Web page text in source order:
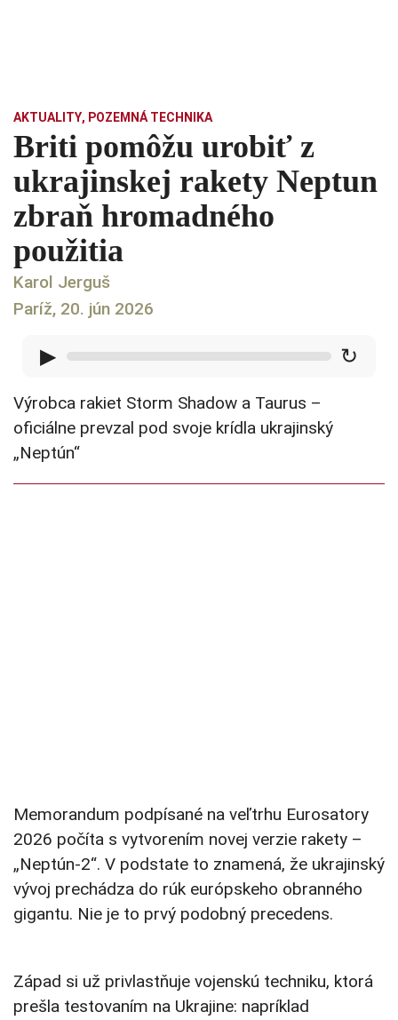
AKTUALITY, POZEMNÁ TECHNIKA
Briti pomôžu urobiť z
ukrajinskej rakety Neptun
zbraň hromadného
použitia
Karol Jerguš
Paríž, 20. jún 2026
▶ ↻
Výrobca rakiet Storm Shadow a Taurus –
oficiálne prevzal pod svoje krídla ukrajinský
„Neptún“
Memorandum podpísané na veľtrhu Eurosatory
2026 počíta s vytvorením novej verzie rakety –
„Neptún-2“. V podstate to znamená, že ukrajinský
vývoj prechádza do rúk európskeho obranného
gigantu. Nie je to prvý podobný precedens.
Západ si už privlastňuje vojenskú techniku, ktorá
prešla testovaním na Ukrajine: napríklad